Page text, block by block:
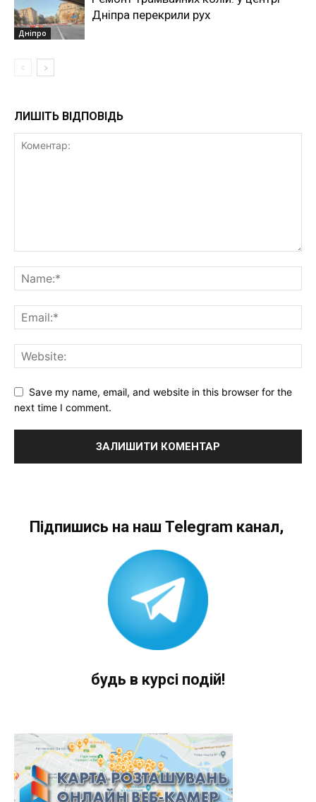
Дніпро
Дніпра перекрили рух
ЛИШІТЬ ВІДПОВІДЬ
Save my name, email, and website in this browser for the
next time I comment.
Підпишись на наш Telegram канал,
будь в курсі подій!